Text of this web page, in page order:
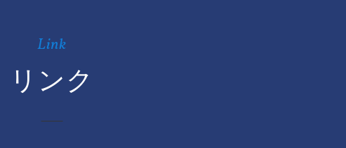
Link
リンク